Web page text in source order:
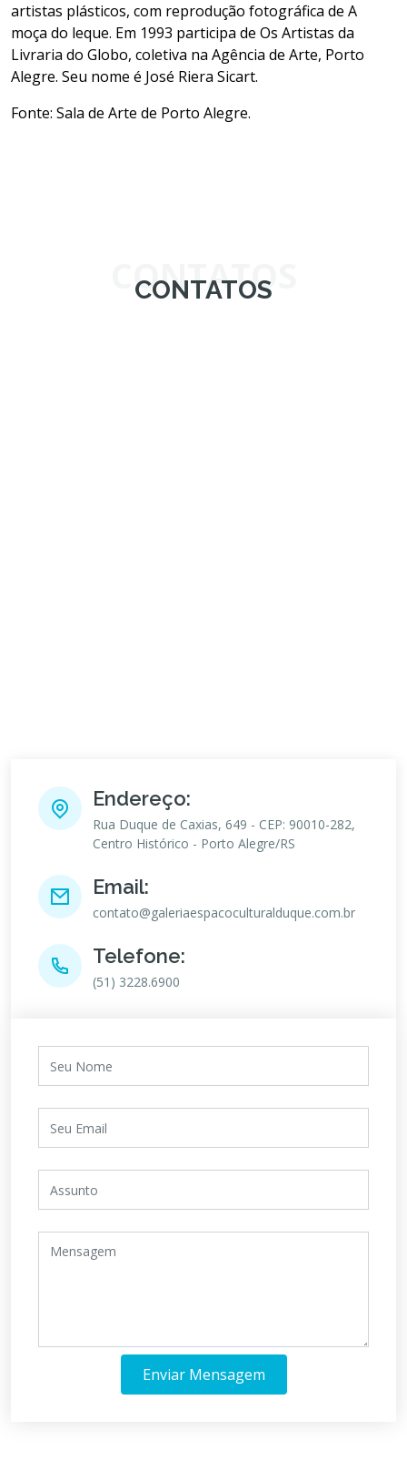
artistas plásticos, com reprodução fotográfica de A
moça do leque. Em 1993 participa de Os Artistas da
Livraria do Globo, coletiva na Agência de Arte, Porto
Alegre. Seu nome é José Riera Sicart.
Fonte: Sala de Arte de Porto Alegre.
CONTATOS
CONTATOS
Endereço:
Rua Duque de Caxias, 649 - CEP: 90010-282,
Centro Histórico - Porto Alegre/RS
Email:
contato@galeriaespacoculturalduque.com.br
Telefone:
(51) 3228.6900
Enviar Mensagem